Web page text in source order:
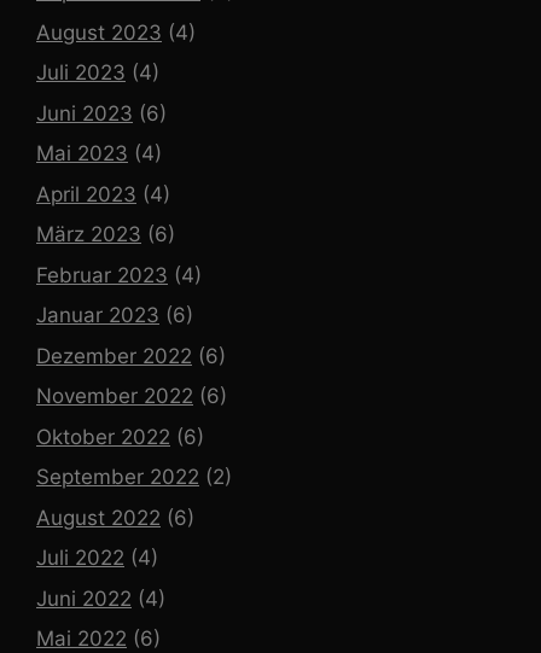
August 2023 (4)
Juli 2023 (4)
Juni 2023 (6)
Mai 2023 (4)
April 2023 (4)
März 2023 (6)
Februar 2023 (4)
Januar 2023 (6)
Dezember 2022 (6)
November 2022 (6)
Oktober 2022 (6)
September 2022 (2)
August 2022 (6)
Juli 2022 (4)
Juni 2022 (4)
Mai 2022 (6)